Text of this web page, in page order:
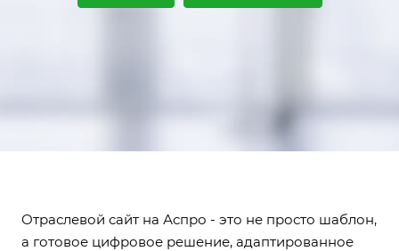
Отраслевой сайт на Аспро - это не просто шаблон,
а готовое цифровое решение, адаптированное